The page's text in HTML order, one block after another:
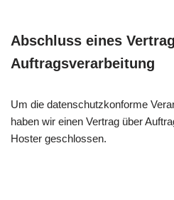
Abschluss eines
Auftragsverarbeitung
Um die datenschutzkonforme
haben wir einen Vertrag über
Hoster geschlossen.